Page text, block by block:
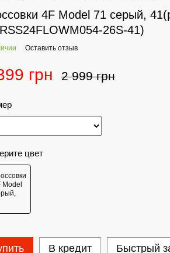
4F Model 71 серый,
26S-41)
Оставить отзыв
грн 2 999 грн
цвет
В кредит Быстрый